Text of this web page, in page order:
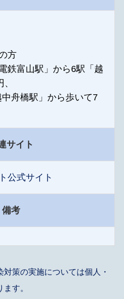
方
鉄富山駅」から6駅「越
舟橋駅」から歩いて7
サイト
公式サイト
備考
策の実施については個人・
す。